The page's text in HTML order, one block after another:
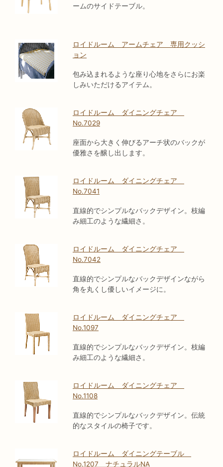
ームのサイドテーブル。
ロイドルーム アームチェア 専用クッシ
ョン
包み込まれるような座り心地をさらにお楽
しみいただけるアイテム。
ロイドルーム ダイニングチェア
No.7029
座面から大きく伸びるアーチ状のバックが
優雅さを醸し出します。
ロイドルーム ダイニングチェア
No.7041
直線的でシンプルなバックデザイン。枝編
み細工のような繊細さ。
ロイドルーム ダイニングチェア
No.7042
直線的でシンプルなバックデザインながら
角を丸くし優しいイメージに。
ロイドルーム ダイニングチェア
No.1097
直線的でシンプルなバックデザイン。枝編
み細工のような繊細さ。
ロイドルーム ダイニングチェア
No.1108
直線的でシンプルなバックデザイン。伝統
的なスタイルの椅子です。
ロイドルーム ダイニングテーブル
No.1207 ナチュラルNA